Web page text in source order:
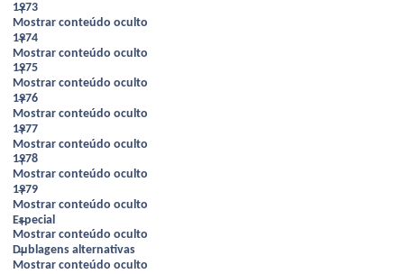
1973
Mostrar conteúdo oculto
1974
Mostrar conteúdo oculto
1975
Mostrar conteúdo oculto
1976
Mostrar conteúdo oculto
1977
Mostrar conteúdo oculto
1978
Mostrar conteúdo oculto
1979
Mostrar conteúdo oculto
Especial
Mostrar conteúdo oculto
Dublagens alternativas
Mostrar conteúdo oculto